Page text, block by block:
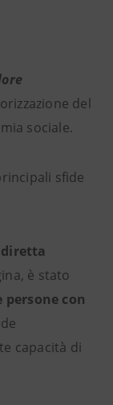
del
sociale.
sfide
diretta
è stato
persone con
capacità di